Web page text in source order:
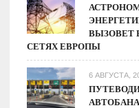
ВЫЗОВЕТ
СЕТЯХ ЕВРОПЫ
6 АВГУСТА,